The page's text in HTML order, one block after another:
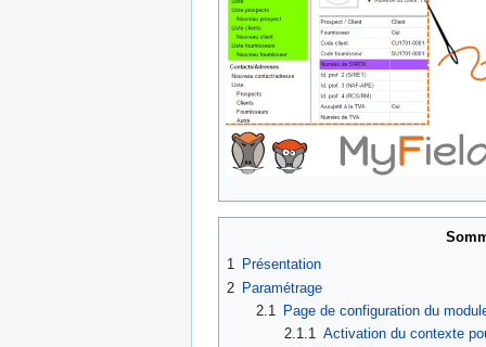
1
Présentation
2 Paramétrage
2.1
Page de configuration du
2.1.1
Activation du contexte